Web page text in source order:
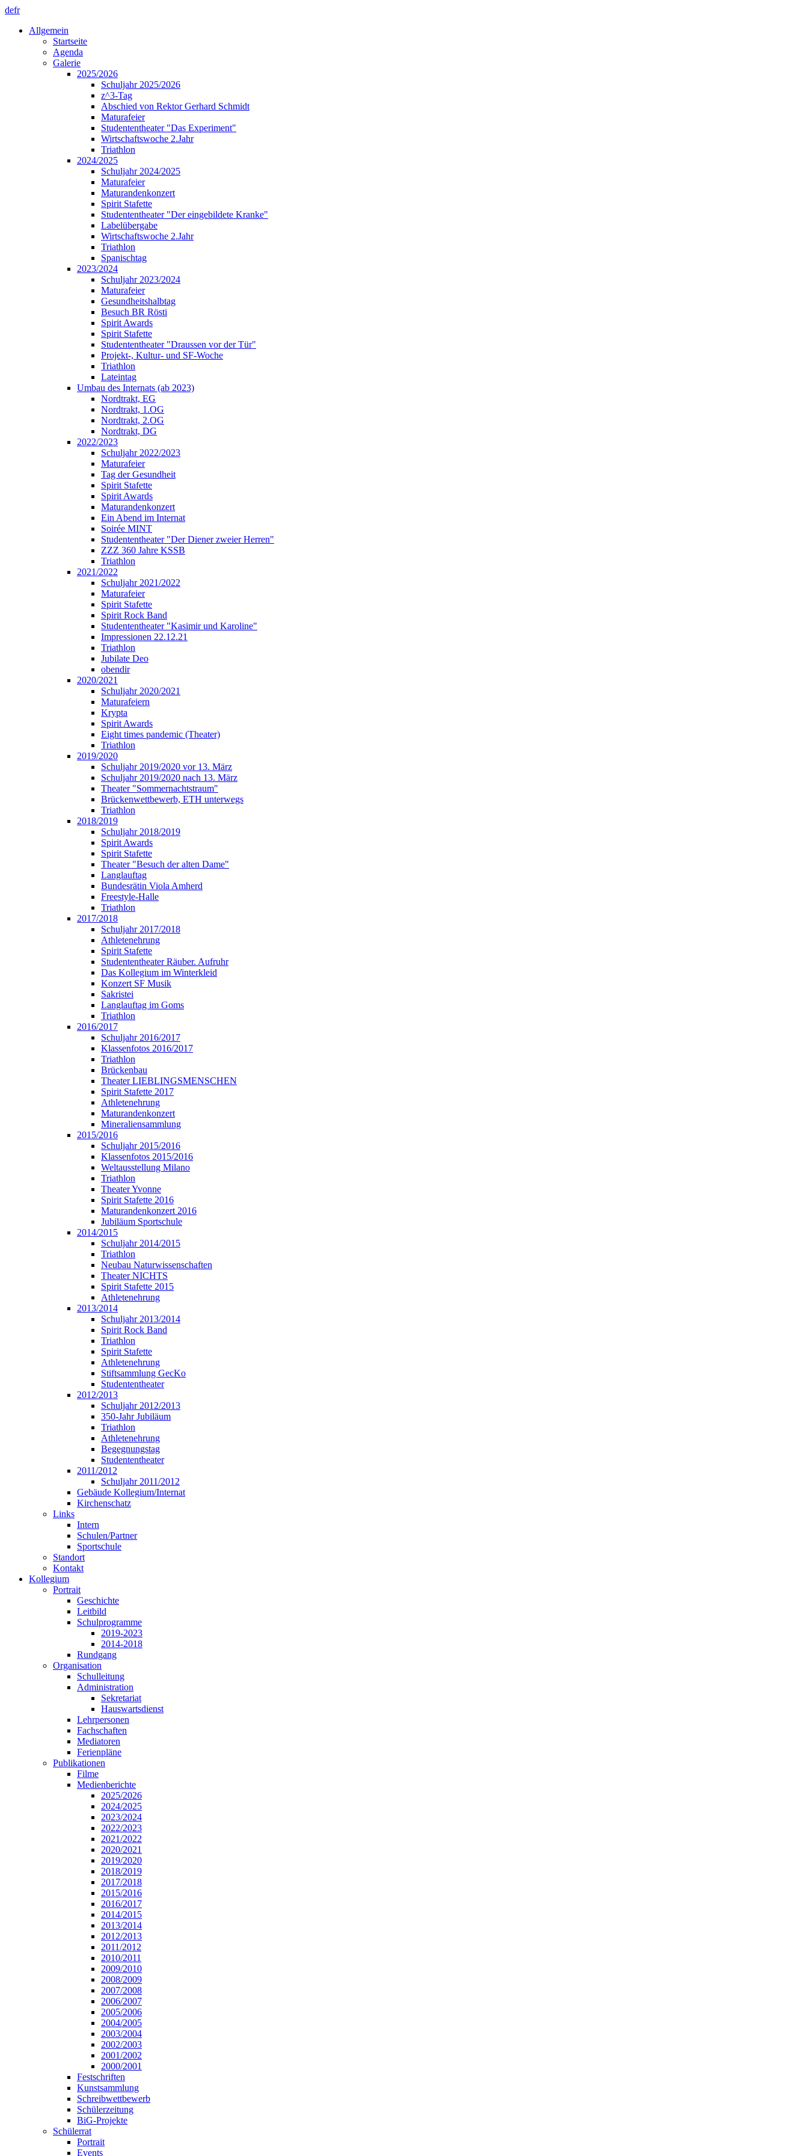
defr
Allgemein
Startseite
Agenda
Galerie
2025/2026
Schuljahr 2025/2026
z^3-Tag
Abschied von Rektor Gerhard Schmidt
Maturafeier
Studententheater "Das Experiment"
Wirtschaftswoche 2.Jahr
Triathlon
2024/2025
Schuljahr 2024/2025
Maturafeier
Maturandenkonzert
Spirit Stafette
Studententheater "Der eingebildete Kranke"
Labelübergabe
Wirtschaftswoche 2.Jahr
Triathlon
Spanischtag
2023/2024
Schuljahr 2023/2024
Maturafeier
Gesundheitshalbtag
Besuch BR Rösti
Spirit Awards
Spirit Stafette
Studententheater "Draussen vor der Tür"
Projekt-, Kultur- und SF-Woche
Triathlon
Lateintag
Umbau des Internats (ab 2023)
Nordtrakt, EG
Nordtrakt, 1.OG
Nordtrakt, 2.OG
Nordtrakt, DG
2022/2023
Schuljahr 2022/2023
Maturafeier
Tag der Gesundheit
Spirit Stafette
Spirit Awards
Maturandenkonzert
Ein Abend im Internat
Soirée MINT
Studententheater "Der Diener zweier Herren"
ZZZ 360 Jahre KSSB
Triathlon
2021/2022
Schuljahr 2021/2022
Maturafeier
Spirit Stafette
Spirit Rock Band
Studententheater "Kasimir und Karoline"
Impressionen 22.12.21
Triathlon
Jubilate Deo
obendir
2020/2021
Schuljahr 2020/2021
Maturafeiern
Krypta
Spirit Awards
Eight times pandemic (Theater)
Triathlon
2019/2020
Schuljahr 2019/2020 vor 13. März
Schuljahr 2019/2020 nach 13. März
Theater "Sommernachtstraum"
Brückenwettbewerb, ETH unterwegs
Triathlon
2018/2019
Schuljahr 2018/2019
Spirit Awards
Spirit Stafette
Theater "Besuch der alten Dame"
Langlauftag
Bundesrätin Viola Amherd
Freestyle-Halle
Triathlon
2017/2018
Schuljahr 2017/2018
Athletenehrung
Spirit Stafette
Studententheater Räuber. Aufruhr
Das Kollegium im Winterkleid
Konzert SF Musik
Sakristei
Langlauftag im Goms
Triathlon
2016/2017
Schuljahr 2016/2017
Klassenfotos 2016/2017
Triathlon
Brückenbau
Theater LIEBLINGSMENSCHEN
Spirit Stafette 2017
Athletenehrung
Maturandenkonzert
Mineraliensammlung
2015/2016
Schuljahr 2015/2016
Klassenfotos 2015/2016
Weltausstellung Milano
Triathlon
Theater Yvonne
Spirit Stafette 2016
Maturandenkonzert 2016
Jubiläum Sportschule
2014/2015
Schuljahr 2014/2015
Triathlon
Neubau Naturwissenschaften
Theater NICHTS
Spirit Stafette 2015
Athletenehrung
2013/2014
Schuljahr 2013/2014
Spirit Rock Band
Triathlon
Spirit Stafette
Athletenehrung
Stiftsammlung GecKo
Studententheater
2012/2013
Schuljahr 2012/2013
350-Jahr Jubiläum
Triathlon
Athletenehrung
Begegnungstag
Studententheater
2011/2012
Schuljahr 2011/2012
Gebäude Kollegium/Internat
Kirchenschatz
Links
Intern
Schulen/Partner
Sportschule
Standort
Kontakt
Kollegium
Portrait
Geschichte
Leitbild
Schulprogramme
2019-2023
2014-2018
Rundgang
Organisation
Schulleitung
Administration
Sekretariat
Hauswartsdienst
Lehrpersonen
Fachschaften
Mediatoren
Ferienpläne
Publikationen
Filme
Medienberichte
2025/2026
2024/2025
2023/2024
2022/2023
2021/2022
2020/2021
2019/2020
2018/2019
2017/2018
2015/2016
2016/2017
2014/2015
2013/2014
2012/2013
2011/2012
2010/2011
2009/2010
2008/2009
2007/2008
2006/2007
2005/2006
2004/2005
2003/2004
2002/2003
2001/2002
2000/2001
Festschriften
Kunstsammlung
Schreibwettbewerb
Schülerzeitung
BiG-Projekte
Schülerrat
Portrait
Events